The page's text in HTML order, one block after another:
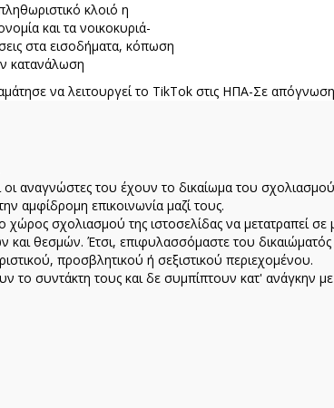
κλοιό η
και τα νοικοκυριά-
στα εισοδήματα, κόπωση
κατανάλωση
να λειτουργεί το TikTok στις ΗΠΑ-Σε
αναγνώστες του έχουν το δικαίωμα του σχολιασμού,
αμφίδρομη επικοινωνία μαζί τους.
χώρος σχολιασμού της ιστοσελίδας να μετατραπεί σε
θεσμών. Έτσι, επιφυλασσόμαστε του
προσβλητικού ή σεξιστικού περιεχομένου.
το συντάκτη τους και δε συμπίπτουν κατ' ανάγκην